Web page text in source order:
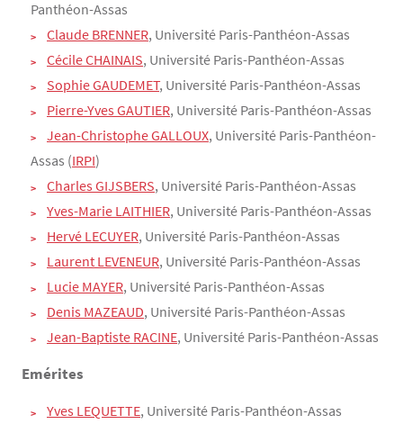
Panthéon-Assas
Claude BRENNER, Université Paris-Panthéon-Assas
Cécile CHAINAIS, Université Paris-Panthéon-Assas
Sophie GAUDEMET, Université Paris-Panthéon-Assas
Pierre-Yves GAUTIER, Université Paris-Panthéon-Assas
Jean-Christophe GALLOUX, Université Paris-Panthéon-
Assas (IRPI)
Charles GIJSBERS, Université Paris-Panthéon-Assas
Yves-Marie LAITHIER, Université Paris-Panthéon-Assas
Hervé LECUYER, Université Paris-Panthéon-Assas
Laurent LEVENEUR, Université Paris-Panthéon-Assas
Lucie MAYER, Université Paris-Panthéon-Assas
Denis MAZEAUD, Université Paris-Panthéon-Assas
Jean-Baptiste RACINE, Université Paris-Panthéon-Assas
Emérites
Yves LEQUETTE, Université Paris-Panthéon-Assas